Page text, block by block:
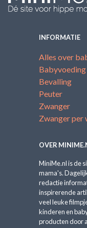
INFORMATIE
Alles over
Babyvoeding
Bevalling
Peuter
Zwanger
Zwanger per
OVER
MiniMe.nl is de
mama's.
redactie
inspirerende
veel leuke
kinderen en
producten door